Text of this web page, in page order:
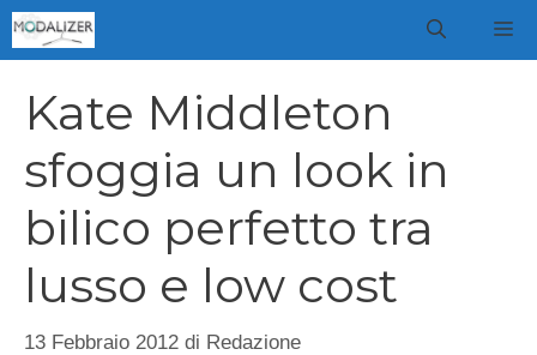
Vai
al
Kate Middleton
sfoggia un look in
bilico perfetto tra
lusso e low cost
13 Febbraio 2012 di Redazione